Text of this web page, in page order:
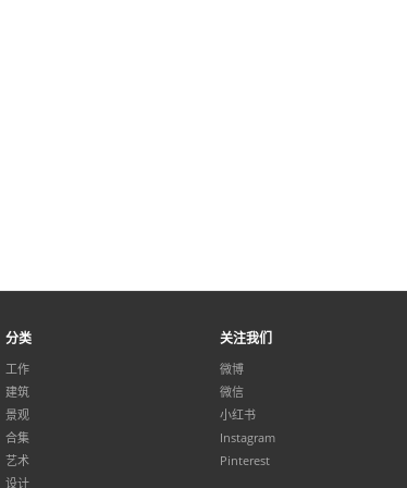
分类
工作
建筑
景观
合集
艺术
设计
关注我们
微博
微信
小红书
Instagram
Pinterest